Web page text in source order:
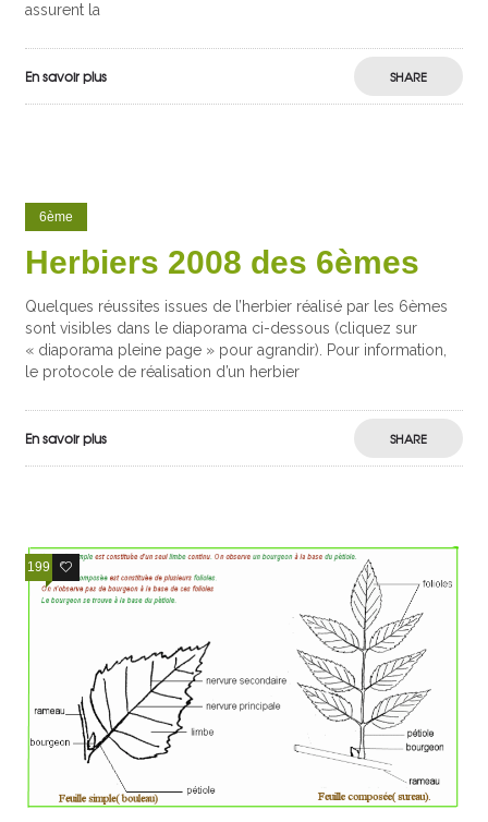
assurent la
En savoir plus SHARE
6ème
Herbiers 2008 des 6èmes
Quelques réussites issues de l’herbier réalisé par les 6èmes
sont visibles dans le diaporama ci-dessous (cliquez sur
« diaporama pleine page » pour agrandir). Pour information,
le protocole de réalisation d’un herbier
En savoir plus SHARE
199 12